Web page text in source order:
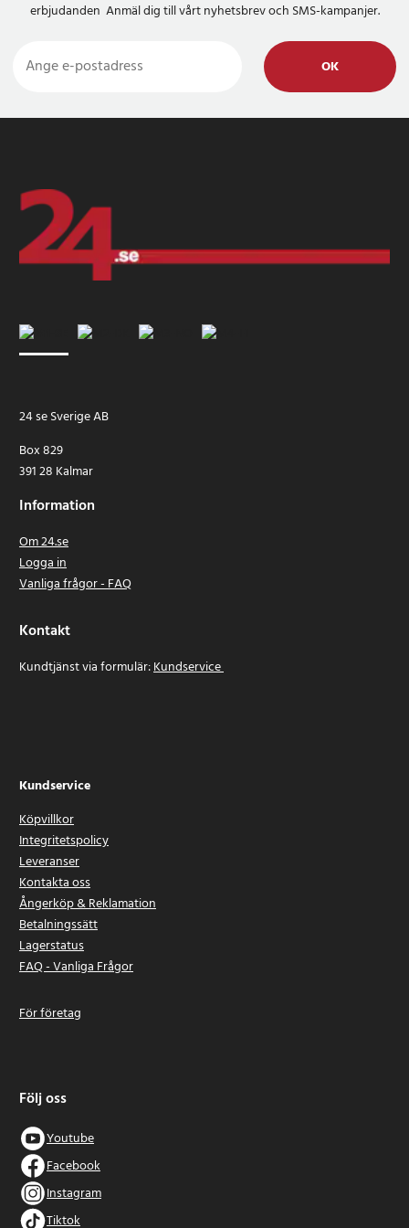
erbjudanden Anmäl dig till vårt nyhetsbrev och SMS-kampanjer.
OK
24 se Sverige AB
Box 829
391 28 Kalmar
Information
Om 24.se
Logga in
Vanliga frågor - FAQ
Kontakt
Kundtjänst via formulär:Kundservice
Kundservice
Köpvillkor
Integritetspolicy
Leveranser
Kontakta oss
Ångerköp & Reklamation
Betalningssätt
Lagerstatus
FAQ - Vanliga Frågor
För företag
Följ oss
Youtube
Facebook
Instagram
Tiktok